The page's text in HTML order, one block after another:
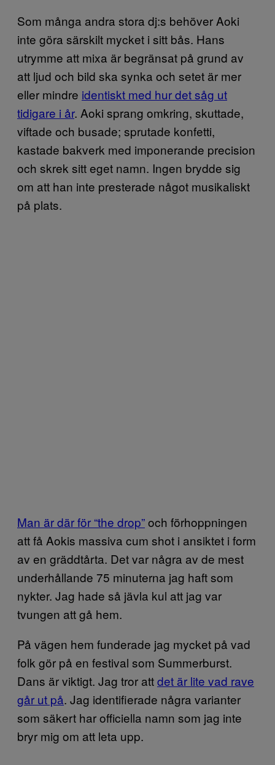
Som många andra stora dj:s behöver Aoki
inte göra särskilt mycket i sitt bås. Hans
utrymme att mixa är begränsat på grund av
att ljud och bild ska synka och setet är mer
eller mindre identiskt med hur det såg ut
tidigare i år. Aoki sprang omkring, skuttade,
viftade och busade; sprutade konfetti,
kastade bakverk med imponerande precision
och skrek sitt eget namn. Ingen brydde sig
om att han inte presterade något musikaliskt
på plats.
Man är där för “the drop”och förhoppningen
att få Aokis massiva cum shot i ansiktet i form
av en gräddtårta. Det var några av de mest
underhållande 75 minuterna jag haft som
nykter. Jag hade så jävla kul att jag var
tvungen att gå hem.
På vägen hem funderade jag mycket på vad
folk gör på en festival som Summerburst.
Dans är viktigt. Jag tror attdet är lite vad rave
går ut på. Jag identifierade några varianter
som säkert har officiella namn som jag inte
bryr mig om att leta upp.